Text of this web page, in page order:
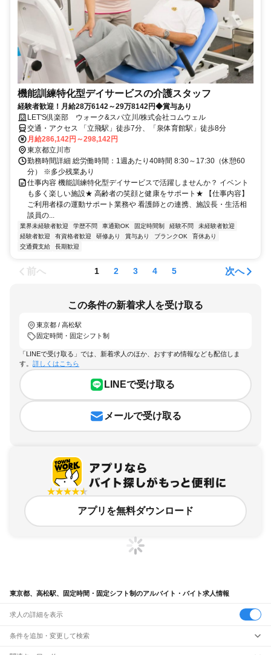
機能訓練特化型デイサービスの介護スタッフ
経験者歓迎！月給28万6142～29万8142円◆賞与あり
LET'S倶楽部 ウォーク&スパ立川/株式会社コムウェル
交通・アクセス 「立飛駅」徒歩7分、「泉体育館駅」徒歩8分
月給286,142円～298,142円
東京都立川市
勤務時間詳細 総労働時間：1週あたり40時間 8:30～17:30（休憩60
分） ※多少残業あり
仕事内容 機能訓練特化型デイサービスで活躍しませんか？ イベント
も多く楽しい施設★ 高齢者の笑顔と健康をサポート★ 【仕事内容】
ご利用者様の運動サポート業務や 看護師との連携、施設長・生活相
談員の...
業界未経験者歓迎 学歴不問 車通勤OK 固定時間制 経験不問
未経験者歓迎
経験者歓迎
有資格者歓迎 研修あり 賞与あり ブランクOK
育休あり
交通費支給
長期歓迎
前へ 1 2 3 4 5 次へ
この条件の新着求人を受け取る
東京都 / 高松駅
固定時間・固定シフト制
「LINEで受け取る」では、新着求人のほか、おすすめ情報なども配信しま
す。 詳しくはこちら
LINEで受け取る
メールで受け取る
アプリを無料ダウンロード
東京都、高松駅、固定時間・固定シフト制のアルバイト・バイト求人情報
求人の詳細を表示
条件を追加・変更して検索